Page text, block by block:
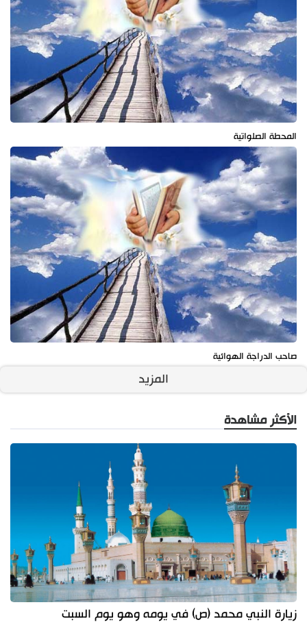
المحطة الصلواتية
صاحب الدراجة الهوائية
المزيد
الأكثر مشاهدة
زيارة النبي محمد (ص) في يومه وهو يوم السبت